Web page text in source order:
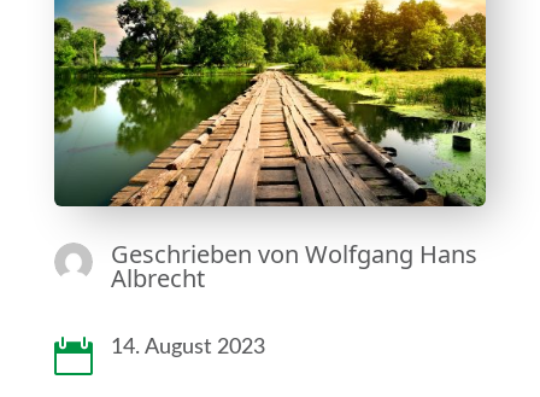
Geschrieben von Wolfgang Hans
Albrecht
 14. August 2023